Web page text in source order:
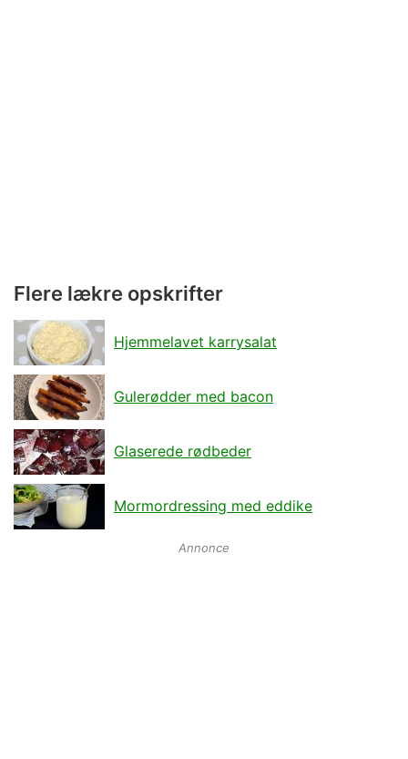
Flere lækre opskrifter
Hjemmelavet karrysalat
Gulerødder med bacon
Glaserede rødbeder
Mormordressing med eddike
Annonce